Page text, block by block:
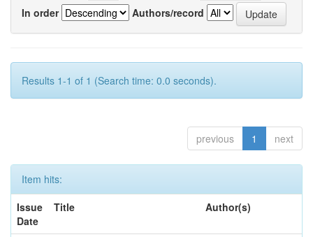
In order
Authors/record
Results 1-1 of 1 (Search time: 0.0 seconds).
previous 1 next
Item hits:
Issue
Date
Title Author(s)